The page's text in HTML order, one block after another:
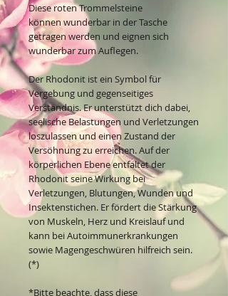
Diese roten Trommelsteine
können wunderbar in der Tasche
getragen werden und eignen sich
wunderbar zum Auflegen.
Der Rhodonit ist ein Symbol für
Vergebung und gegenseitiges
Verständnis. Er unterstützt dich dabei,
seelische Belastungen und Verletzungen
loszulassen und einen Zustand der
Versöhnung zu erreichen. Auf der
körperlichen Ebene entfaltet der
Rhodonit seine Wirkung bei
Verletzungen, Blutungen, Wunden und
Insektenstichen. Er fördert die Stärkung
von Muskeln, Herz und Kreislauf und
kann bei Autoimmunerkrankungen
sowie Magengeschwüren hilfreich sein.
(*)
*Bitte beachte, dass diese